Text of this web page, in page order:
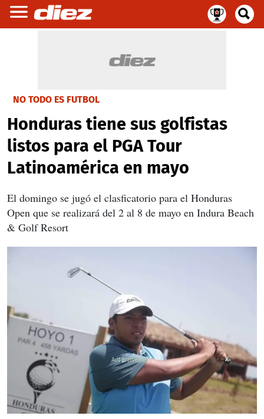
NO TODO ES FUTBOL
Honduras tiene sus golfistas
listos para el PGA Tour
Latinoamérica en mayo
El domingo se jugó el clasficatorio para el Honduras
Open que se realizará del 2 al 8 de mayo en Indura Beach
& Golf Resort
X
X